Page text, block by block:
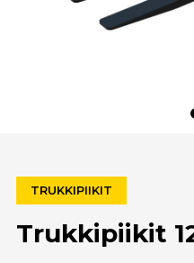
TRUKKIPIIKIT
Trukkipiikit